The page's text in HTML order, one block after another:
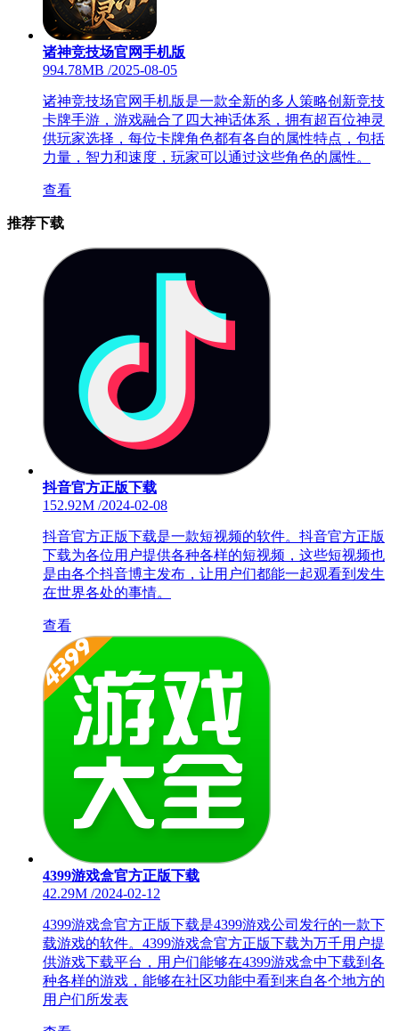
诸神竞技场官网手机版
994.78MB /2025-08-05
诸神竞技场官网手机版是一款全新的多人策略创新竞技
卡牌手游，游戏融合了四大神话体系，拥有超百位神灵
供玩家选择，每位卡牌角色都有各自的属性特点，包括
力量，智力和速度，玩家可以通过这些角色的属性。
查看
推荐下载
抖音官方正版下载
152.92M /2024-02-08
抖音官方正版下载是一款短视频的软件。抖音官方正版
下载为各位用户提供各种各样的短视频，这些短视频也
是由各个抖音博主发布，让用户们都能一起观看到发生
在世界各处的事情。
查看
4399游戏盒官方正版下载
42.29M /2024-02-12
4399游戏盒官方正版下载是4399游戏公司发行的一款下
载游戏的软件。4399游戏盒官方正版下载为万千用户提
供游戏下载平台，用户们能够在4399游戏盒中下载到各
种各样的游戏，能够在社区功能中看到来自各个地方的
用户们所发表